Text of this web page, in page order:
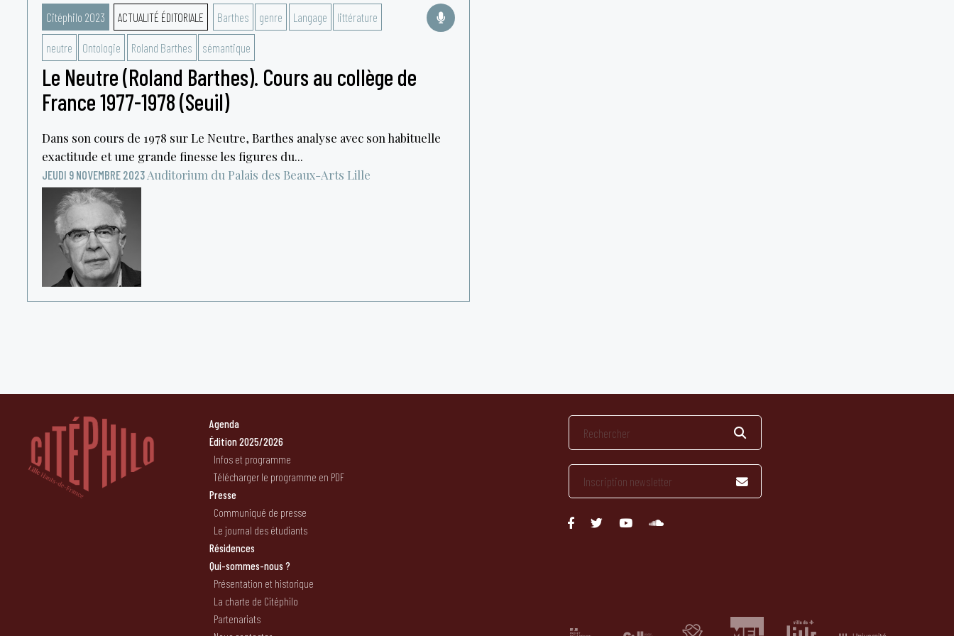
Citéphilo 2023 ACTUALITÉ ÉDITORIALE Barthes genre Langage littérature
neutre Ontologie Roland Barthes sémantique
Le Neutre (Roland Barthes). Cours au collège de
France 1977-1978 (Seuil)
Dans son cours de 1978 sur Le Neutre, Barthes analyse avec son habituelle
exactitude et une grande finesse les figures du...
JEUDI 9 NOVEMBRE 2023 Auditorium du Palais des Beaux-Arts Lille
Agenda
Édition 2025/2026
Infos et programme
Télécharger le programme en PDF
Presse
Communiqué de presse
Le journal des étudiants
Résidences
Qui-sommes-nous ?
Présentation et historique
La charte de Citéphilo
Partenariats